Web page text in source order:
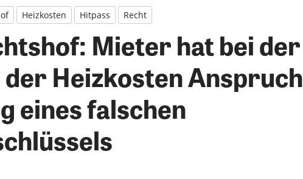
Heizkosten Hitpass Recht
Mieter hat bei der
Heizkosten Anspruch
eines falschen